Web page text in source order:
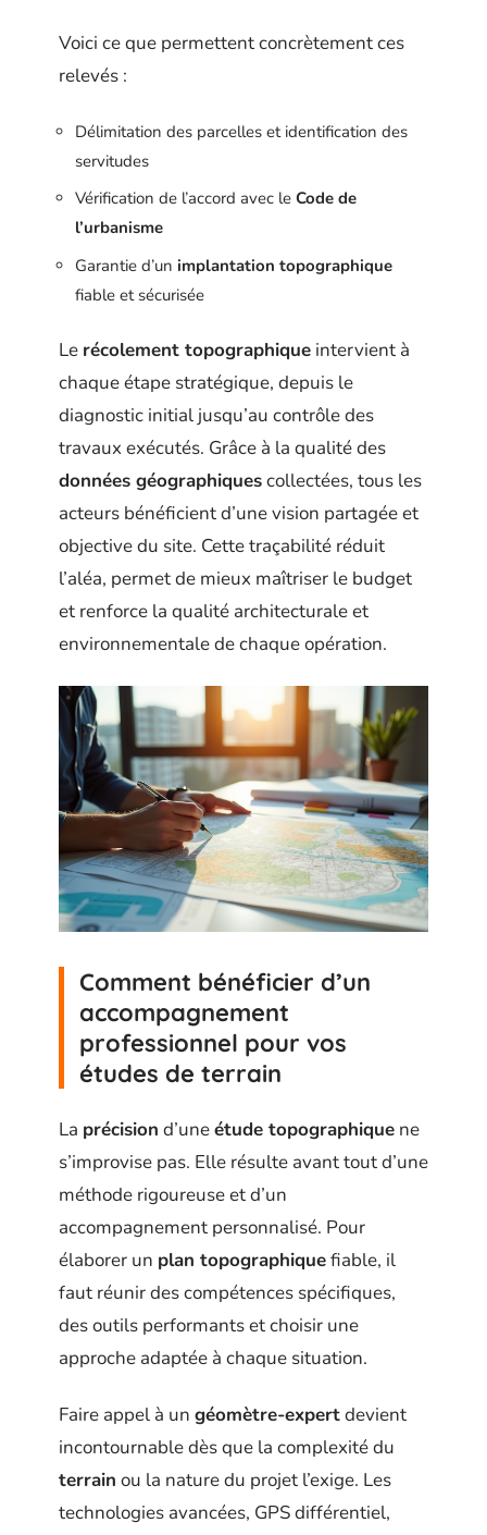
Voici ce que permettent concrètement ces
relevés :
Délimitation des parcelles et identification des
servitudes
Vérification de l’accord avec le Code de
l’urbanisme
Garantie d’un implantation topographique
fiable et sécurisée
Le récolement topographique intervient à
chaque étape stratégique, depuis le
diagnostic initial jusqu’au contrôle des
travaux exécutés. Grâce à la qualité des
données géographiquescollectées, tous les
acteurs bénéficient d’une vision partagée et
objective du site. Cette traçabilité réduit
l’aléa, permet de mieux maîtriser le budget
et renforce la qualité architecturale et
environnementale de chaque opération.
Comment bénéficier d’un
accompagnement
professionnel pour vos
études de terrain
La précision d’uneétude topographique ne
s’improvise pas. Elle résulte avant tout d’une
méthode rigoureuse et d’un
accompagnement personnalisé. Pour
élaborer un plan topographiquefiable, il
faut réunir des compétences spécifiques,
des outils performants et choisir une
approche adaptée à chaque situation.
Faire appel à un géomètre-expertdevient
incontournable dès que la complexité du
terrain ou la nature du projet l’exige. Les
technologies avancées, GPS différentiel,